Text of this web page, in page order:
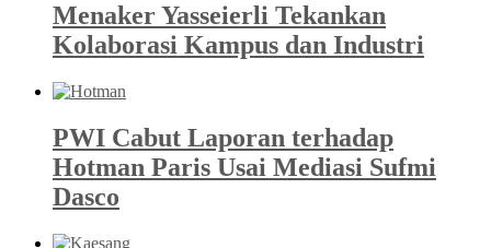
Menaker Yasseierli Tekankan
Kolaborasi Kampus dan Industri
PWI Cabut Laporan terhadap
Hotman Paris Usai Mediasi Sufmi
Dasco